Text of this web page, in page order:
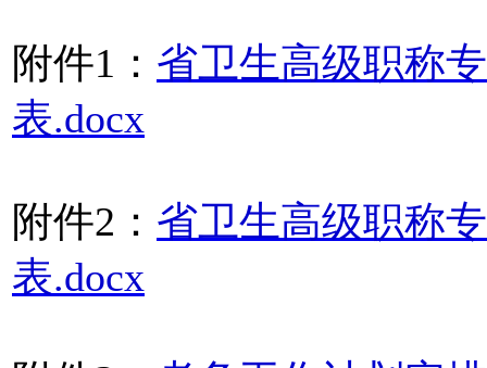
附件1： 省卫生高级职称
表.docx
附件2： 省卫生高级职称
表.docx